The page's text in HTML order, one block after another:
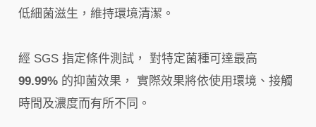
低細菌滋生，維持環境清潔。
經 SGS 指定條件測試， 對特定菌種可達最高
99.99% 的抑菌效果， 實際效果將依使用環境、接觸
時間及濃度而有所不同。